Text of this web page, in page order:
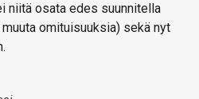
niitä osata edes suunnitella
omituisuuksia) sekä nyt